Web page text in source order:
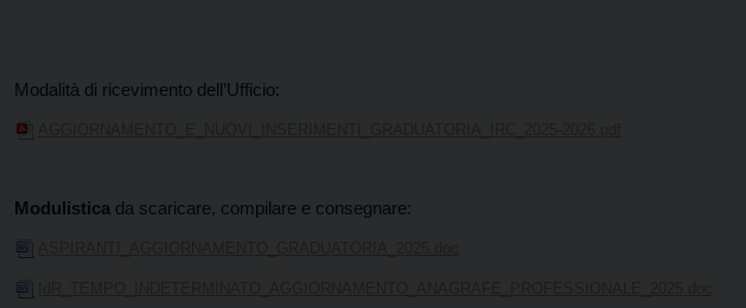
Modalità di ricevimento dell’Ufficio:
AGGIORNAMENTO_E_NUOVI_INSERIMENTI_GRADUATORIA_IRC_2025-2026.pdf
Modulistica da scaricare, compilare e consegnare:
ASPIRANTI_AGGIORNAMENTO_GRADUATORIA_2025.doc
IdR_TEMPO_INDETERMINATO_AGGIORNAMENTO_ANAGRAFE_PROFESSIONALE_2025.doc